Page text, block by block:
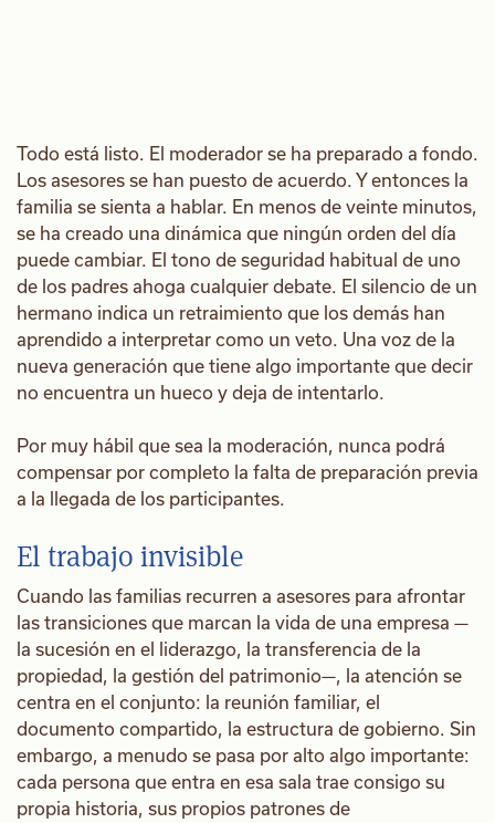
Todo está listo. El moderador se ha preparado a fondo.
Los asesores se han puesto de acuerdo. Y entonces la
familia se sienta a hablar. En menos de veinte minutos,
se ha creado una dinámica que ningún orden del día
puede cambiar. El tono de seguridad habitual de uno
de los padres ahoga cualquier debate. El silencio de un
hermano indica un retraimiento que los demás han
aprendido a interpretar como un veto. Una voz de la
nueva generación que tiene algo importante que decir
no encuentra un hueco y deja de intentarlo.
Por muy hábil que sea la moderación, nunca podrá
compensar por completo la falta de preparación previa
a la llegada de los participantes.
El trabajo invisible
Cuando las familias recurren a asesores para afrontar
las transiciones que marcan la vida de una empresa —
la sucesión en el liderazgo, la transferencia de la
propiedad, la gestión del patrimonio—, la atención se
centra en el conjunto: la reunión familiar, el
documento compartido, la estructura de gobierno. Sin
embargo, a menudo se pasa por alto algo importante:
cada persona que entra en esa sala trae consigo su
propia historia, sus propios patrones de